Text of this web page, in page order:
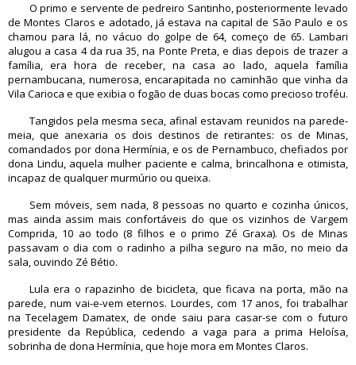
O primo e servente de pedreiro Santinho, posteriormente levado
de Montes Claros e adotado, já estava na capital de São Paulo e os
chamou para lá, no vácuo do golpe de 64, começo de 65. Lambari
alugou a casa 4 da rua 35, na Ponte Preta, e dias depois de trazer a
família, era hora de receber, na casa ao lado, aquela família
pernambucana, numerosa, encarapitada no caminhão que vinha da
Vila Carioca e que exibia o fogão de duas bocas como precioso troféu.
Tangidos pela mesma seca, afinal estavam reunidos na parede-
meia, que anexaria os dois destinos de retirantes: os de Minas,
comandados por dona Hermínia, e os de Pernambuco, chefiados por
dona Lindu, aquela mulher paciente e calma, brincalhona e otimista,
incapaz de qualquer murmúrio ou queixa.
Sem móveis, sem nada, 8 pessoas no quarto e cozinha únicos,
mas ainda assim mais confortáveis do que os vizinhos de Vargem
Comprida, 10 ao todo (8 filhos e o primo Zé Graxa). Os de Minas
passavam o dia com o radinho a pilha seguro na mão, no meio da
sala, ouvindo Zé Bétio.
Lula era o rapazinho de bicicleta, que ficava na porta, mão na
parede, num vai-e-vem eternos. Lourdes, com 17 anos, foi trabalhar
na Tecelagem Damatex, de onde saiu para casar-se com o futuro
presidente da República, cedendo a vaga para a prima Heloísa,
sobrinha de dona Hermínia, que hoje mora em Montes Claros.